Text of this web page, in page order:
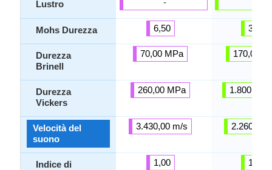
Lustro
Mohs Durezza
Durezza
Brinell
Durezza
Vickers
Velocità del
suono
Indice di
-
6,50
70,00 MPa
260,00 MPa
3.430,00 m/s
1,00
3,00
170,00
1.800,00
2.260,00
1,30